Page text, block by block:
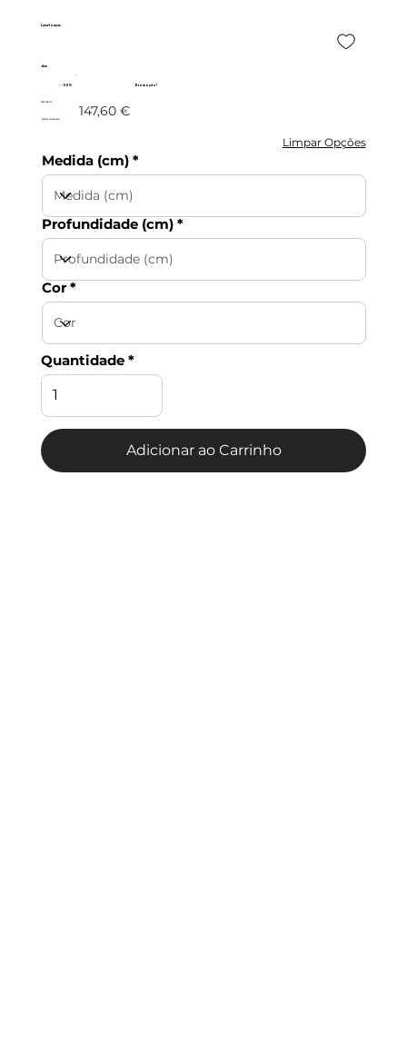
Lava-louças
dav
Promoção!
- 20%
118,08 € 147,60 €
c/IVA incluído
Limpar Opções
Medida (cm)
Profundidade (cm)
Cor
Quantidade
Adicionar ao Carrinho